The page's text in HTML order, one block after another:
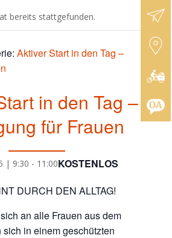
bereits stattgefunden.
Aktiver Start in den Tag –
in den Tag –
für Frauen
| 9:30 - 11:00KOSTENLOS
DURCH DEN ALLTAG!
an alle Frauen aus dem
in einem geschützten